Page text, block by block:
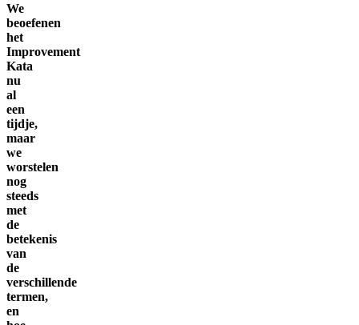
We
beoefenen
het
Improvement
Kata
nu
al
een
tijdje,
maar
we
worstelen
nog
steeds
met
de
betekenis
van
de
verschillende
termen,
en